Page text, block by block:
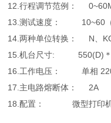
12.行程调节范例：
13.测试速度： 10~60（
14.两种单位转换： N、
15.机台尺寸: 550(D)＊
16.工作电压： 单相
17.主电路熔断体： 2A
18.配置： 微型打印